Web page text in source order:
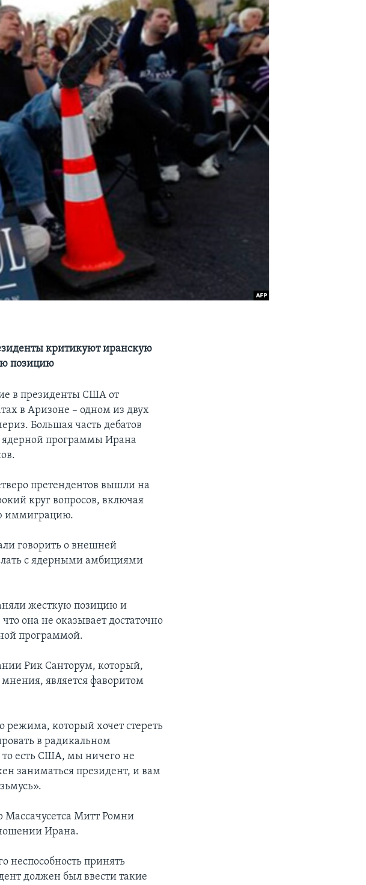
критикуют иранскую
позицию
в президенты США от
в Аризоне – одном из двух
Большая часть дебатов
ядерной программы Ирана
претендентов вышли на
круг вопросов, включая
иммиграцию.
говорить о внешней
с ядерными амбициями
жесткую позицию и
она не оказывает достаточно
программой.
Рик Санторум, который,
является фаворитом
режима, который хочет стереть
в радикальном
то есть США, мы ничего не
заниматься президент, и вам
Массачусетса Митт Ромни
Ирана.
неспособность принять
должен был ввести такие